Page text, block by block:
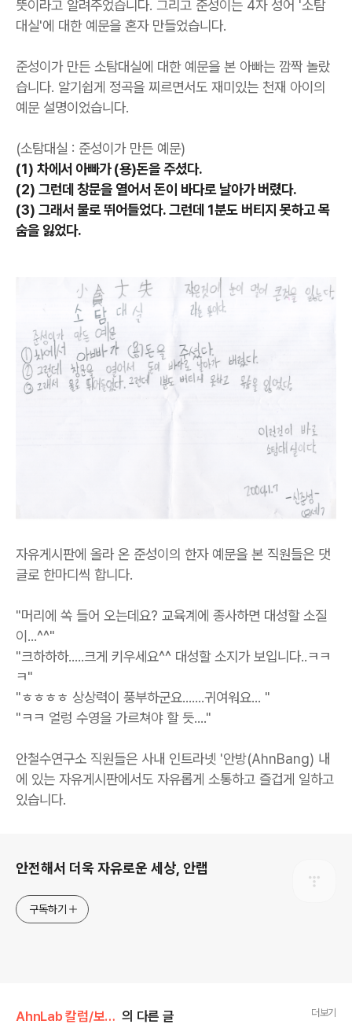
뜻이라고 알려주었습니다. 그리고 준성이는 4자 성어 '소탐
대실'에 대한 예문을 혼자 만들었습니다.
준성이가 만든 소탐대실에 대한 예문을 본 아빠는 깜짝 놀랐
습니다. 알기쉽게 정곡을 찌르면서도 재미있는 천재 아이의
예문 설명이었습니다.
(소탐대실 : 준성이가 만든 예문)
(1) 차에서 아빠가 (용)돈을 주셨다.
(2) 그런데 창문을 열어서 돈이 바다로 날아가 버렸다.
(3) 그래서 물로 뛰어들었다. 그런데 1분도 버티지 못하고 목
숨을 잃었다.
자유게시판에 올라 온 준성이의 한자 예문을 본 직원들은 댓
글로 한마디씩 합니다.
"머리에 쏙 들어 오는데요? 교육계에 종사하면 대성할 소질
이...^^"
"크하하하.....크게 키우세요^^ 대성할 소지가 보입니다..ㅋㅋ
ㅋ"
"ㅎㅎㅎㅎ 상상력이 풍부하군요.......귀여워요... "
"ㅋㅋ 얼렁 수영을 가르쳐야 할 듯...."
안철수연구소 직원들은 사내 인트라넷 '안방(AhnBang) 내
에 있는 자유게시판에서도 자유롭게 소통하고 즐겁게 일하고
있습니다.
안전해서 더욱 자유로운 세상, 안랩
구독하기
AhnLab 칼럼/보안실록 의 다른 글 더보기